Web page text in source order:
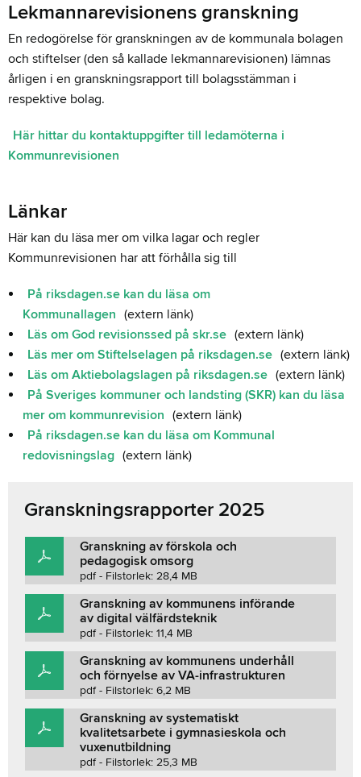
Lekmannarevisionens granskning
En redogörelse för granskningen av de kommunala bolagen
och stiftelser (den så kallade lekmannarevisionen) lämnas
årligen i en granskningsrapport till bolagsstämman i
respektive bolag.
Här hittar du kontaktuppgifter till ledamöterna i
Kommunrevisionen
Länkar
Här kan du läsa mer om vilka lagar och regler
Kommunrevisionen har att förhålla sig till
På riksdagen.se kan du läsa om
Kommunallagen (extern länk)
Läs om God revisionssed på skr.se (extern länk)
Läs mer om Stiftelselagen på riksdagen.se (extern länk)
Läs om Aktiebolagslagen på riksdagen.se (extern länk)
På Sveriges kommuner och landsting (SKR) kan du läsa
mer om kommunrevision (extern länk)
På riksdagen.se kan du läsa om Kommunal
redovisningslag (extern länk)
Granskningsrapporter 2025
Granskning av förskola och
pedagogisk omsorg
pdf - Filstorlek: 28,4 MB
Granskning av kommunens införande
av digital välfärdsteknik
pdf - Filstorlek: 11,4 MB
Granskning av kommunens underhåll
och förnyelse av VA-infrastrukturen
pdf - Filstorlek: 6,2 MB
Granskning av systematiskt
kvalitetsarbete i gymnasieskola och
vuxenutbildning
pdf - Filstorlek: 25,3 MB